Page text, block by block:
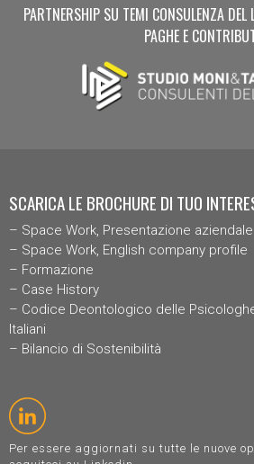
PARTNERSHIP SU TEMI CONSULENZA DEL
PAGHE E
SCARICA LE BROCHURE DI TUO
– Space Work, Presentazione aziendale
– Space Work, English company profile
– Formazione
– Case History
– Codice Deontologico delle
Italiani
– Bilancio di Sostenibilità
Per essere aggiornati su tutte le nuove